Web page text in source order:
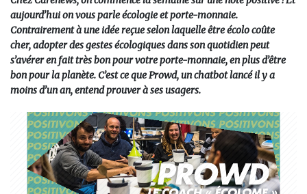
aujourd’hui on vous parle écologie et porte-monnaie.
Contrairement à une idée reçue selon laquelle être écolo coûte
cher, adopter des gestes écologiques dans son quotidien peut
s’avérer en fait très bon pour votre porte-monnaie, en plus d’être
bon pour la planète. C’est ce que Prowd, un chatbot lancé il y a
moins d’un an, entend prouver à ses usagers.